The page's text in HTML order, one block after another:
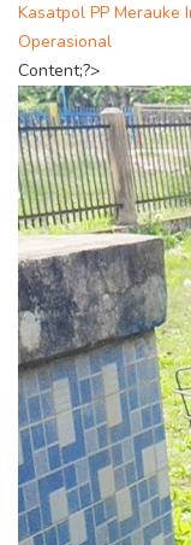
Kasatpol PP Merauke
Operasional
Content;?>